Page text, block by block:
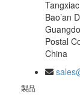
Bao’an
Postal
China
製品